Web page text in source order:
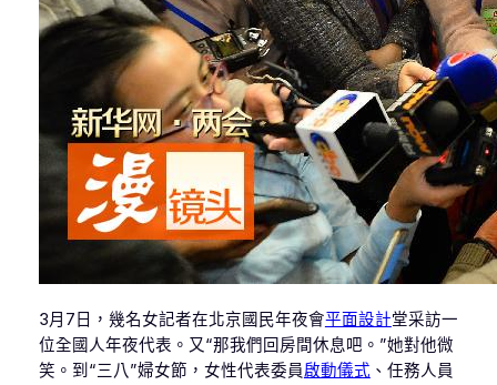
3月7日，幾名女記者在北京國民年夜會平面設計堂采訪一
位全國人年夜代表。又“那我們回房間休息吧。”她對他微
笑。到“三八”婦女節，女性代表委員啟動儀式 、任務人員